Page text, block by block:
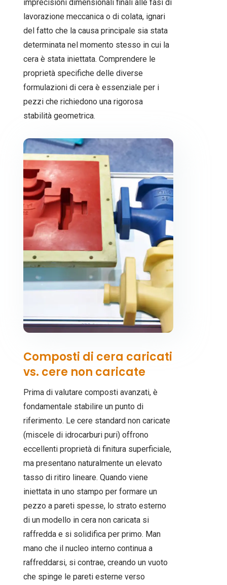
imprecisioni dimensionali finali alle fasi di
lavorazione meccanica o di colata, ignari
del fatto che la causa principale sia stata
determinata nel momento stesso in cui la
cera è stata iniettata. Comprendere le
proprietà specifiche delle diverse
formulazioni di cera è essenziale per i
pezzi che richiedono una rigorosa
stabilità geometrica.
Composti di cera caricati
vs. cere non caricate
Prima di valutare composti avanzati, è
fondamentale stabilire un punto di
riferimento. Le cere standard non caricate
(miscele di idrocarburi puri) offrono
eccellenti proprietà di finitura superficiale,
ma presentano naturalmente un elevato
tasso di ritiro lineare. Quando viene
iniettata in uno stampo per formare un
pezzo a pareti spesse, lo strato esterno
di un modello in cera non caricata si
raffredda e si solidifica per primo. Man
mano che il nucleo interno continua a
raffreddarsi, si contrae, creando un vuoto
che spinge le pareti esterne verso